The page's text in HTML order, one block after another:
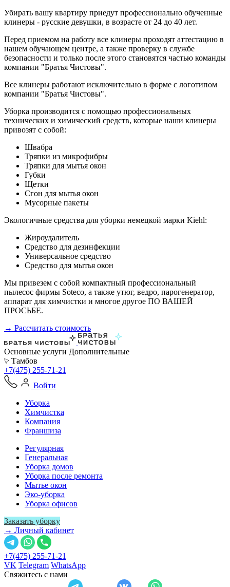
Убирать вашу квартиру приедут профессионально обученные
клинеры - русские девушки, в возрасте от 24 до 40 лет.
Перед приемом на работу все клинеры проходят аттестацию в
нашем обучающем центре, а также проверку в службе
безопасности и только после этого становятся частью команды
компании "Братья Чистовы".
Все клинеры работают исключительно в форме с логотипом
компании "Братья Чистовы".
Уборка производится с помощью профессиональных
технических и химический средств, которые наши клинеры
привозят с собой:
Швабра
Тряпки из микрофибры
Тряпки для мытья окон
Губки
Щетки
Сгон для мытья окон
Мусорные пакеты
Экологичные средства для уборки немецкой марки Kiehl:
Жироудалитель
Средство для дезинфекции
Универсальное средство
Средство для мытья окон
Мы привезем с собой компактный профессиональный
пылесос фирмы Soteco, а также утюг, ведро, парогенератор,
аппарат для химчистки и многое другое ПО ВАШЕЙ
ПРОСЬБЕ.
→ Рассчитать стоимость
Основные услуги Дополнительные
Тамбов
+7(475) 255-71-21
Войти
Уборка
Химчистка
Компания
Франшиза
Регулярная
Генеральная
Уборка домов
Уборка после ремонта
Мытье окон
Эко-уборка
Уборка офисов
Заказать уборку
→ Личный кабинет
+7(475) 255-71-21
VK Telegram WhatsApp
Свяжитесь с нами